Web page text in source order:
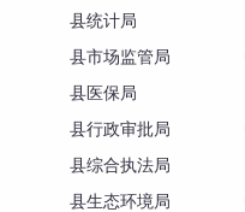
县统计局
县市场监管局
县医保局
县行政审批局
县综合执法局
县生态环境局